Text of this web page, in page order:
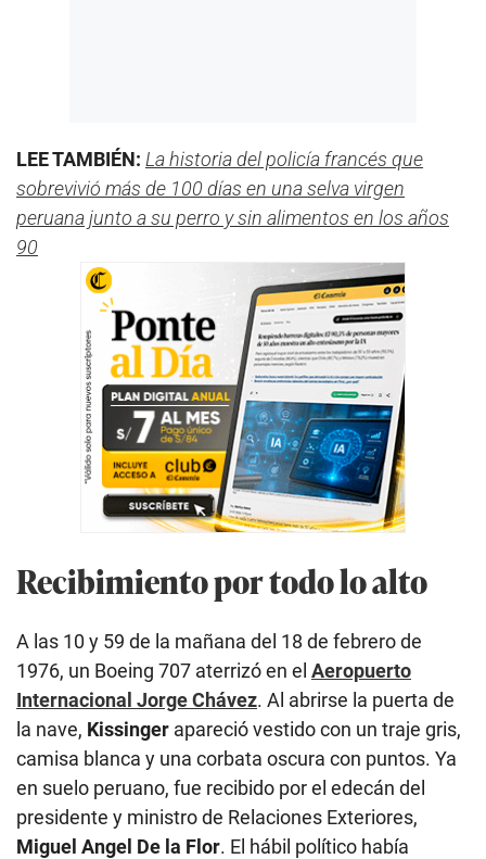
LEE TAMBIÉN: La historia del policía francés que
sobrevivió más de 100 días en una selva virgen
peruana junto a su perro y sin alimentos en los años
90
Recibimiento por todo lo alto
A las 10 y 59 de la mañana del 18 de febrero de
1976, un Boeing 707 aterrizó en el Aeropuerto
Internacional Jorge Chávez. Al abrirse la puerta de
la nave, Kissinger apareció vestido con un traje gris,
camisa blanca y una corbata oscura con puntos. Ya
en suelo peruano, fue recibido por el edecán del
presidente y ministro de Relaciones Exteriores,
Miguel Angel De la Flor. El hábil político había